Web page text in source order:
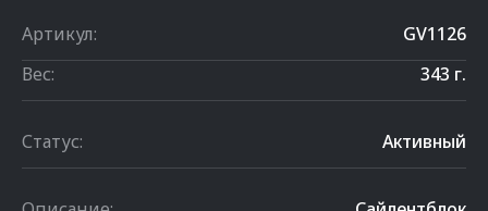
Артикул:
GV1126
Вес:
343 г.
Статус: Активный